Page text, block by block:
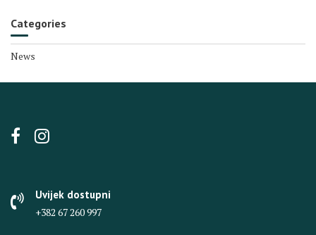
Categories
News
Uvijek dostupni
+382 67 260 997